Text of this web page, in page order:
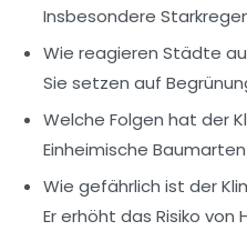
Insbesondere
Wie reagieren Städte
Sie setzen auf
Welche Folgen hat der
Einheimische
Wie gefährlich ist der
Er erhöht das Risiko